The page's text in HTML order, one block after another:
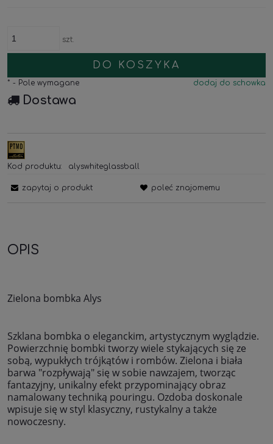
szt.
DO KOSZYKA
dodaj do schowka
* - Pole wymagane
Dostawa
Kod produktu: alyswhiteglassball
zapytaj o produkt poleć znajomemu
OPIS
Zielona bombka Alys
Szklana bombka o eleganckim, artystycznym wyglądzie.
Powierzchnię bombki tworzy wiele stykających się ze
sobą, wypukłych trójkątów i rombów. Zielona i biała
barwa "rozpływają" się w sobie nawzajem, tworząc
fantazyjny, unikalny efekt przypominający obraz
namalowany techniką pouringu. Ozdoba doskonale
wpisuje się w styl klasyczny, rustykalny a także
nowoczesny.